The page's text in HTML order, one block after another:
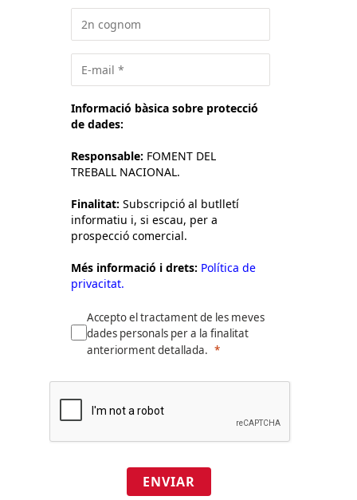
Informació bàsica sobre protecció
de dades:
Responsable: FOMENT DEL
TREBALL NACIONAL.
Finalitat: Subscripció al butlletí
informatiu i, si escau, per a
prospecció comercial.
Més informació i drets: Política de
privacitat.
Accepto el tractament de les meves
dades personals per a la finalitat
anteriorment detallada.
ENVIAR